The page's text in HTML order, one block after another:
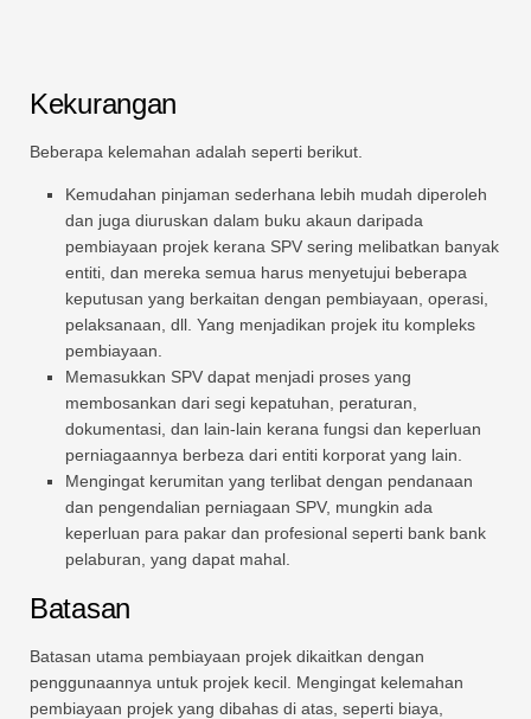
Kekurangan
Beberapa kelemahan adalah seperti berikut.
Kemudahan pinjaman sederhana lebih mudah diperoleh
dan juga diuruskan dalam buku akaun daripada
pembiayaan projek kerana SPV sering melibatkan banyak
entiti, dan mereka semua harus menyetujui beberapa
keputusan yang berkaitan dengan pembiayaan, operasi,
pelaksanaan, dll. Yang menjadikan projek itu kompleks
pembiayaan.
Memasukkan SPV dapat menjadi proses yang
membosankan dari segi kepatuhan, peraturan,
dokumentasi, dan lain-lain kerana fungsi dan keperluan
perniagaannya berbeza dari entiti korporat yang lain.
Mengingat kerumitan yang terlibat dengan pendanaan
dan pengendalian perniagaan SPV, mungkin ada
keperluan para pakar dan profesional seperti bank bank
pelaburan, yang dapat mahal.
Batasan
Batasan utama pembiayaan projek dikaitkan dengan
penggunaannya untuk projek kecil. Mengingat kelemahan
pembiayaan projek yang dibahas di atas, seperti biaya,